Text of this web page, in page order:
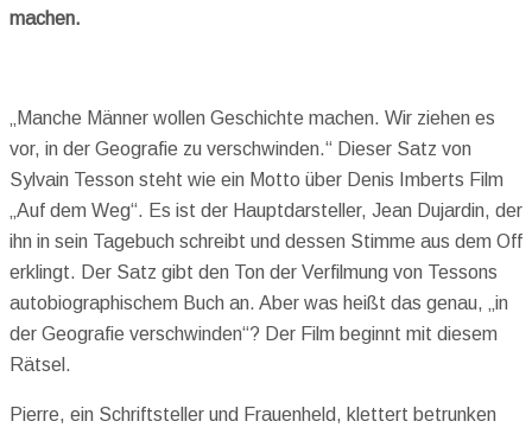
machen.
„Manche Männer wollen Geschichte machen. Wir ziehen es
vor, in der Geografie zu verschwinden.“ Dieser Satz von
Sylvain Tesson steht wie ein Motto über Denis Imberts Film
„Auf dem Weg“. Es ist der Hauptdarsteller, Jean Dujardin, der
ihn in sein Tagebuch schreibt und dessen Stimme aus dem Off
erklingt. Der Satz gibt den Ton der Verfilmung von Tessons
autobiographischem Buch an. Aber was heißt das genau, „in
der Geografie verschwinden“? Der Film beginnt mit diesem
Rätsel.
Pierre, ein Schriftsteller und Frauenheld, klettert betrunken